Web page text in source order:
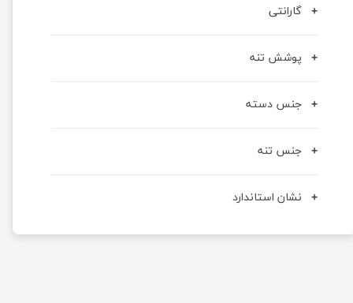
گارانتی
پوشش تنه
جنس دسته
جنس تنه
نشان استاندارد